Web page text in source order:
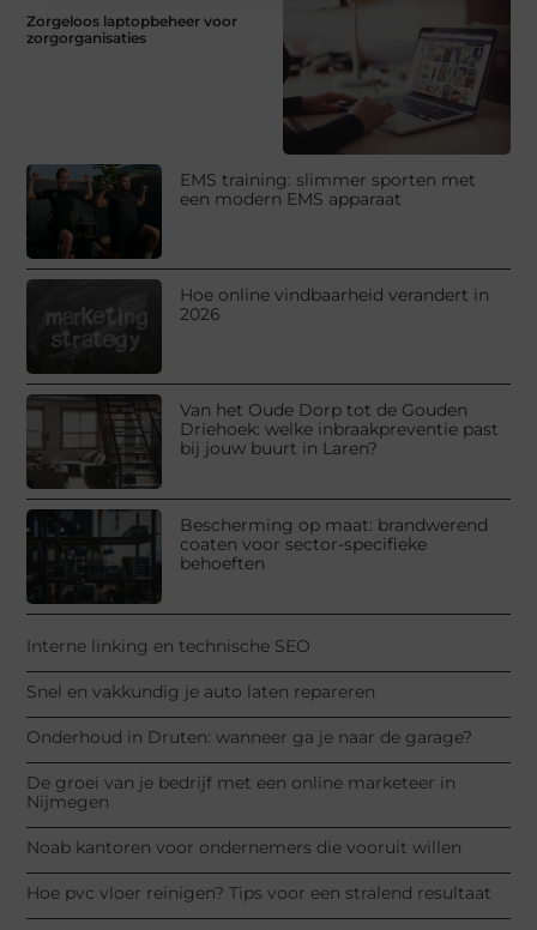
Zorgeloos laptopbeheer voor
zorgorganisaties
EMS training: slimmer sporten met
een modern EMS apparaat
Hoe online vindbaarheid verandert in
2026
Van het Oude Dorp tot de Gouden
Driehoek: welke inbraakpreventie past
bij jouw buurt in Laren?
Bescherming op maat: brandwerend
coaten voor sector-specifieke
behoeften
Interne linking en technische SEO
Snel en vakkundig je auto laten repareren
Onderhoud in Druten: wanneer ga je naar de garage?
De groei van je bedrijf met een online marketeer in
Nijmegen
Noab kantoren voor ondernemers die vooruit willen
Hoe pvc vloer reinigen? Tips voor een stralend resultaat